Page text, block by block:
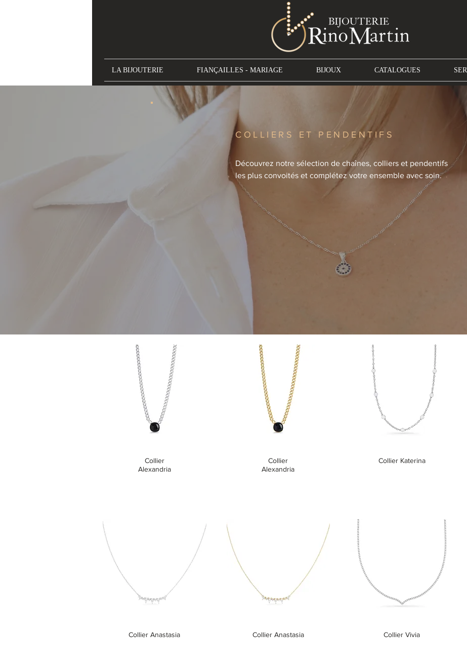
LA BIJOUTERIE FIANÇAILLES - MARIAGE BIJOUX CATALOGUES
COLLIERS ET PENDENTIFS
Découvrez notre sélection de chaînes, colliers et pendentifs
les plus convoités et complétez votre ensemble avec soin.
Collier
Alexandria
Collier
Alexandria
Collier Katerina
Collier Anastasia Collier Anastasia Collier Vivia